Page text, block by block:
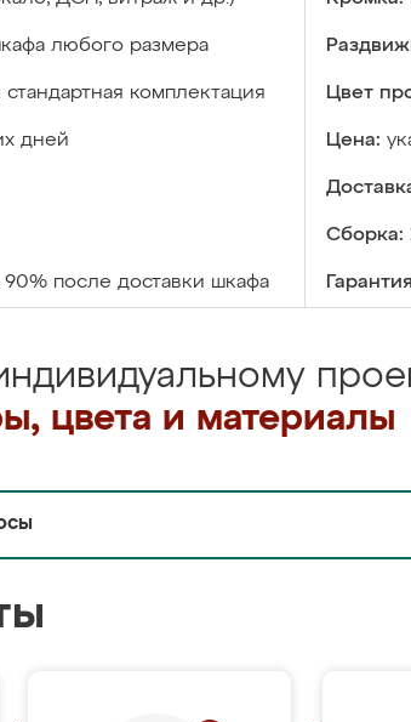
любого размера
стандартная комплектация Цвет
дней Цена:
Сборка:
после доставки шкафа
цвета и материалы